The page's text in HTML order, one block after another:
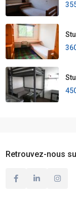
Retrouvez-nous